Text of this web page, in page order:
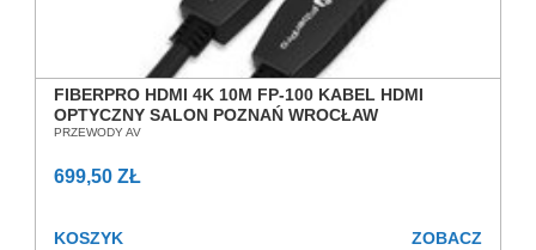
FIBERPRO HDMI 4K 10M FP-100 KABEL HDMI
OPTYCZNY SALON POZNAŃ WROCŁAW
PRZEWODY AV
699,50 ZŁ
KOSZYK ZOBACZ